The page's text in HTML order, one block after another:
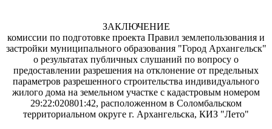
ЗАКЛЮЧЕНИЕ
комиссии по подготовке проекта Правил землепользования и
застройки муниципального образования "Город Архангельск"
о результатах публичных слушаний по вопросу о
предоставлении разрешения на отклонение от предельных
параметров разрешенного строительства индивидуального
жилого дома на земельном участке с кадастровым номером
29:22:020801:42, расположенном в Соломбальском
территориальном округе г. Архангельска, КИЗ "Лето"